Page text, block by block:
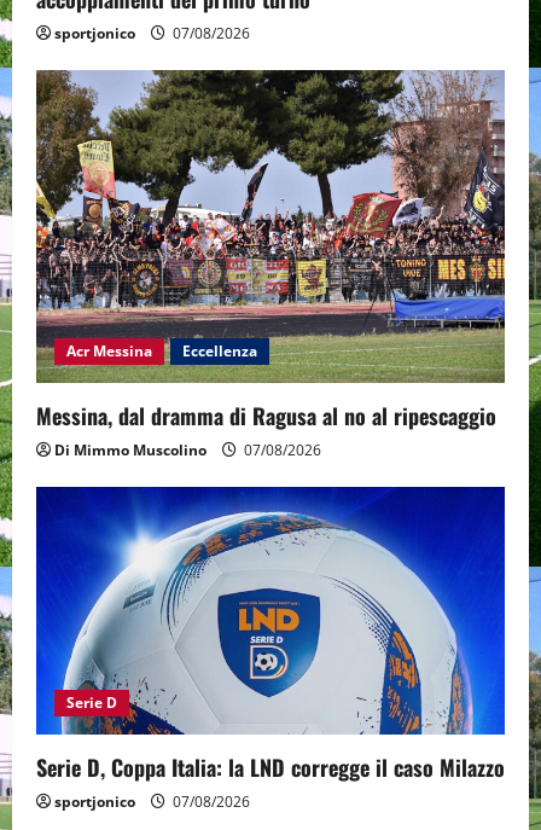
sportjonico 07/08/2026
Acr Messina Eccellenza
Messina, dal dramma di Ragusa al no al ripescaggio
Di Mimmo Muscolino 07/08/2026
Serie D
Serie D, Coppa Italia: la LND corregge il caso Milazzo
sportjonico 07/08/2026